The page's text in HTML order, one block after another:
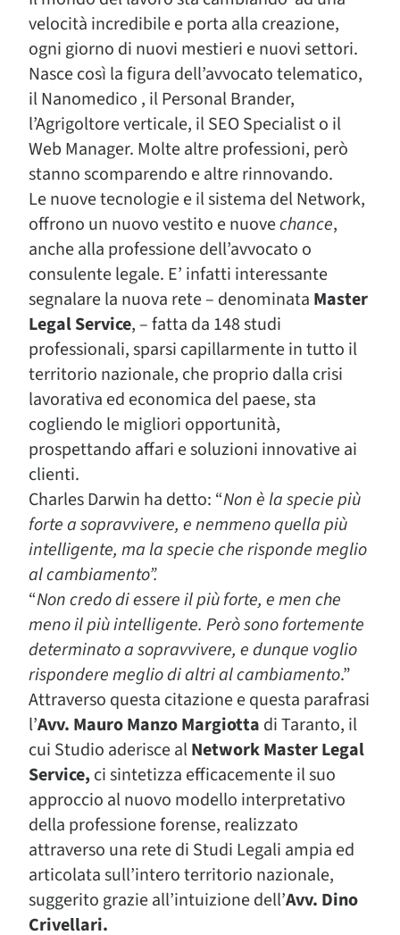
velocità incredibile e porta alla creazione,
ogni giorno di nuovi mestieri e nuovi settori.
Nasce così la figura dell’avvocato telematico,
il Nanomedico , il Personal Brander,
l’Agrigoltore verticale, il SEO Specialist o il
Web Manager. Molte altre professioni, però
stanno scomparendo e altre rinnovando.
Le nuove tecnologie e il sistema del Network,
offrono un nuovo vestito e nuovechance,
anche alla professione dell’avvocato o
consulente legale. E’ infatti interessante
segnalare la nuova rete – denominata Master
Legal Service, – fatta da 148 studi
professionali, sparsi capillarmente in tutto il
territorio nazionale, che proprio dalla crisi
lavorativa ed economica del paese, sta
cogliendo le migliori opportunità,
prospettando affari e soluzioni innovative ai
clienti.
Charles Darwin ha detto: “Non è la specie più
forte a sopravvivere, e nemmeno quella più
intelligente, ma la specie che risponde meglio
al cambiamento”.
“Non credo di essere il più forte, e men che
meno il più intelligente. Però sono fortemente
determinato a sopravvivere, e dunque voglio
rispondere meglio di altri al cambiamento.”
Attraverso questa citazione e questa parafrasi
l’Avv. Mauro Manzo Margiotta di Taranto, il
cui Studio aderisce alNetwork Master Legal
Service, ci sintetizza efficacemente il suo
approccio al nuovo modello interpretativo
della professione forense, realizzato
attraverso una rete di Studi Legali ampia ed
articolata sull’intero territorio nazionale,
suggerito grazie all’intuizione dell’Avv. Dino
Crivellari.